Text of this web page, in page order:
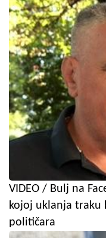
VIDEO / Bulj na
kojoj uklanja traku
političara